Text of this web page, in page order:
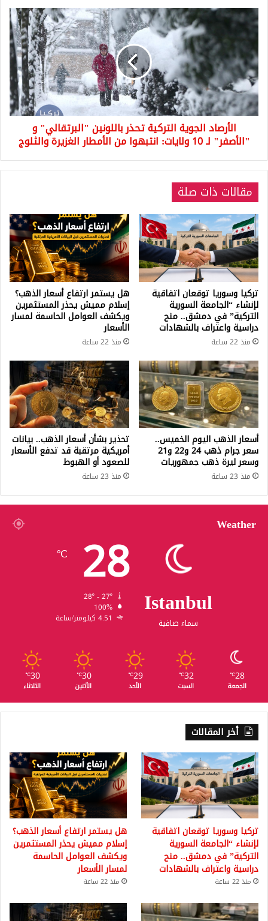
50
سم
الأرصاد
الجوية
التركية
تحذر
باللونين
"البرتقالي"
و
"الأصفر"
لـ
ولايات:
من
الغزيرة
والثلوج
الأرصاد الجوية التركية تحذر باللونين "البرتقالي" و
"الأصفر" لـ 10 ولايات: انتبهوا من الأمطار الغزيرة والثلوج
مقالات ذات صلة
تركيا وسوريا توقعان اتفاقية
لإنشاء “الجامعة السورية
التركية” في دمشق.. منح
دراسية واعتراف بالشهادات
منذ 22 ساعة
هل يستمر ارتفاع أسعار الذهب؟
إسلام مميش يحذر المستثمرين
ويكشف العوامل الحاسمة لمسار
الأسعار
منذ 22 ساعة
أسعار الذهب اليوم الخميس..
سعر جرام ذهب 24 و22 و21
وسعر ليرة ذهب جمهوريات
منذ 23 ساعة
تحذير بشأن أسعار الذهب.. بيانات
أمريكية مرتقبة قد تدفع الأسعار
للصعود أو الهبوط
منذ 23 ساعة
Weather
Istanbul
سماء صافية
28
℃
100%
4.51 كيلومتر/ساعة
28
℃
الجمعة
32
℃
السبت
29
℃
الأحد
30
℃
الأثنين
30
℃
الثلاثاء
أخر المقالات
تركيا وسوريا توقعان اتفاقية
لإنشاء “الجامعة السورية
التركية” في دمشق.. منح
دراسية واعتراف بالشهادات
منذ 22 ساعة
هل يستمر ارتفاع أسعار الذهب؟
إسلام مميش يحذر المستثمرين
ويكشف العوامل الحاسمة
لمسار الأسعار
منذ 22 ساعة